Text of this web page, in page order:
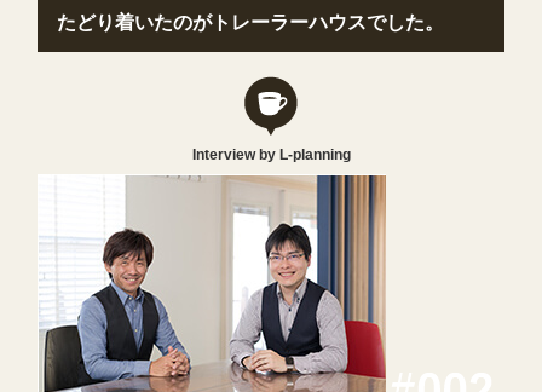
たどり着いたのがトレーラーハウスでした。
Interview by L-planning